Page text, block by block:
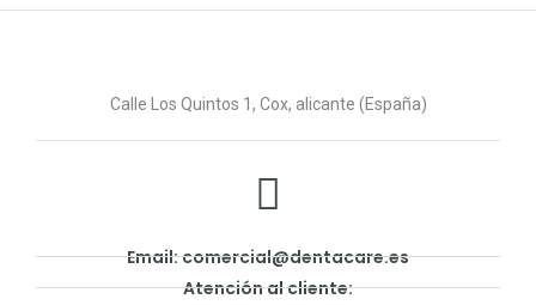
Calle Los Quintos 1, Cox, alicante (España)
Email: comercial@dentacare.es
Atención al cliente: